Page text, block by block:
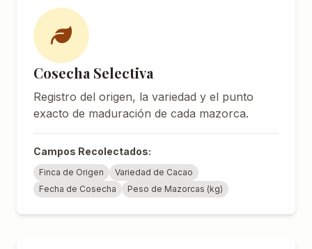
Cosecha Selectiva
Registro del origen, la variedad y el punto
exacto de maduración de cada mazorca.
Campos Recolectados:
Finca de Origen
Variedad de Cacao
Fecha de Cosecha
Peso de Mazorcas (kg)